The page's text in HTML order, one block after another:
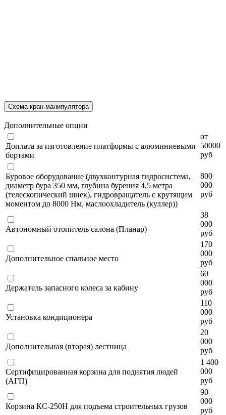
Схема кран-манипулятора
Дополнительные опции
Доплата за изготовление платформы с алюминиевыми
бортами
от
50000
руб
Буровое оборудование (двухконтурная гидросистема,
диаметр бура 350 мм, глубина бурения 4,5 метра
(телескопический шнек), гидровращатель с крутящим
моментом до 8000 Нм, маслоохладитель (куллер))
800
000
руб
Автономный отопитель салона (Планар)
38
000
руб
Дополнительное спальное место
170
000
руб
Держатель запасного колеса за кабину
60
000
руб
Установка кондиционера
110
000
руб
Дополнительная (вторая) лестница
20
000
руб
Сертифицированная корзина для поднятия людей
(АГП)
1 400
000
руб
Корзина КС-250Н для подъема строительных грузов
90
000
руб